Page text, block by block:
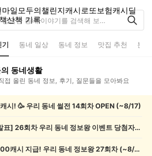
마일모두의챌린지캐시로또보험캐시딜
산책 기록
기 동네 일상 동네 정보 맛집 추천 분
동네생활
접 올린 동네 정보, 후기, 질문들을 모아봐요
시! 🥳 우리 동네 썰전 14회차 OPEN (~8/17)
💰[당첨자 발표] 26회차 우리 동네 정보왕 이벤트 당첨자를 발표합니다!
💸 전원 2,000캐시 지급! 우리 동네 정보왕 27회차 (~8/10)